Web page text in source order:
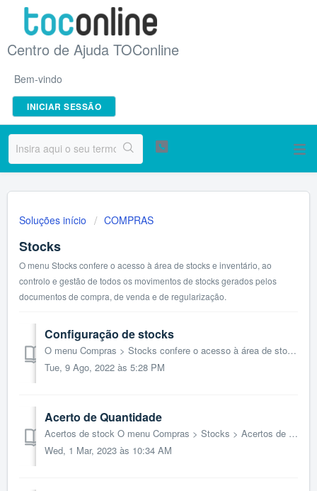
Centro de Ajuda TOConline
Bem-vindo
INICIAR SESSÃO
Soluções início COMPRAS
Stocks
O menu Stocks confere o acesso à área de stocks e inventário, ao
controlo e gestão de todos os movimentos de stocks gerados pelos
documentos de compra, de venda e de regularização.
Configuração de stocks
O menu Compras > Stocks confere o acesso à área de stocks e inventário, ao controlo e gestão de todos os movimentos de stocks gerados pelos documentos de...
Tue, 9 Ago, 2022 às 5:28 PM
Acerto de Quantidade
Acertos de stock O menu Compras > Stocks > Acertos de stock permite o acesso à criação dos documentos de regularização de stock Acerto de quantida...
Wed, 1 Mar, 2023 às 10:34 AM